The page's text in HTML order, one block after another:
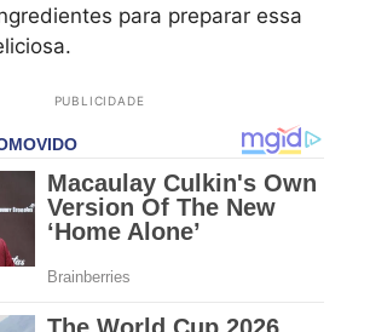
para preparar essa
PUBLICIDADE